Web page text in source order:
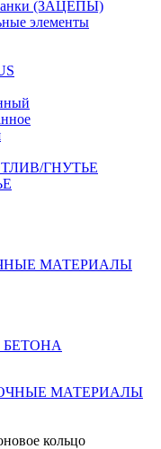
(ЗАЦЕПЫ)
элементы
ГНУТЬЕ
МАТЕРИАЛЫ
МАТЕРИАЛЫ
кольцо